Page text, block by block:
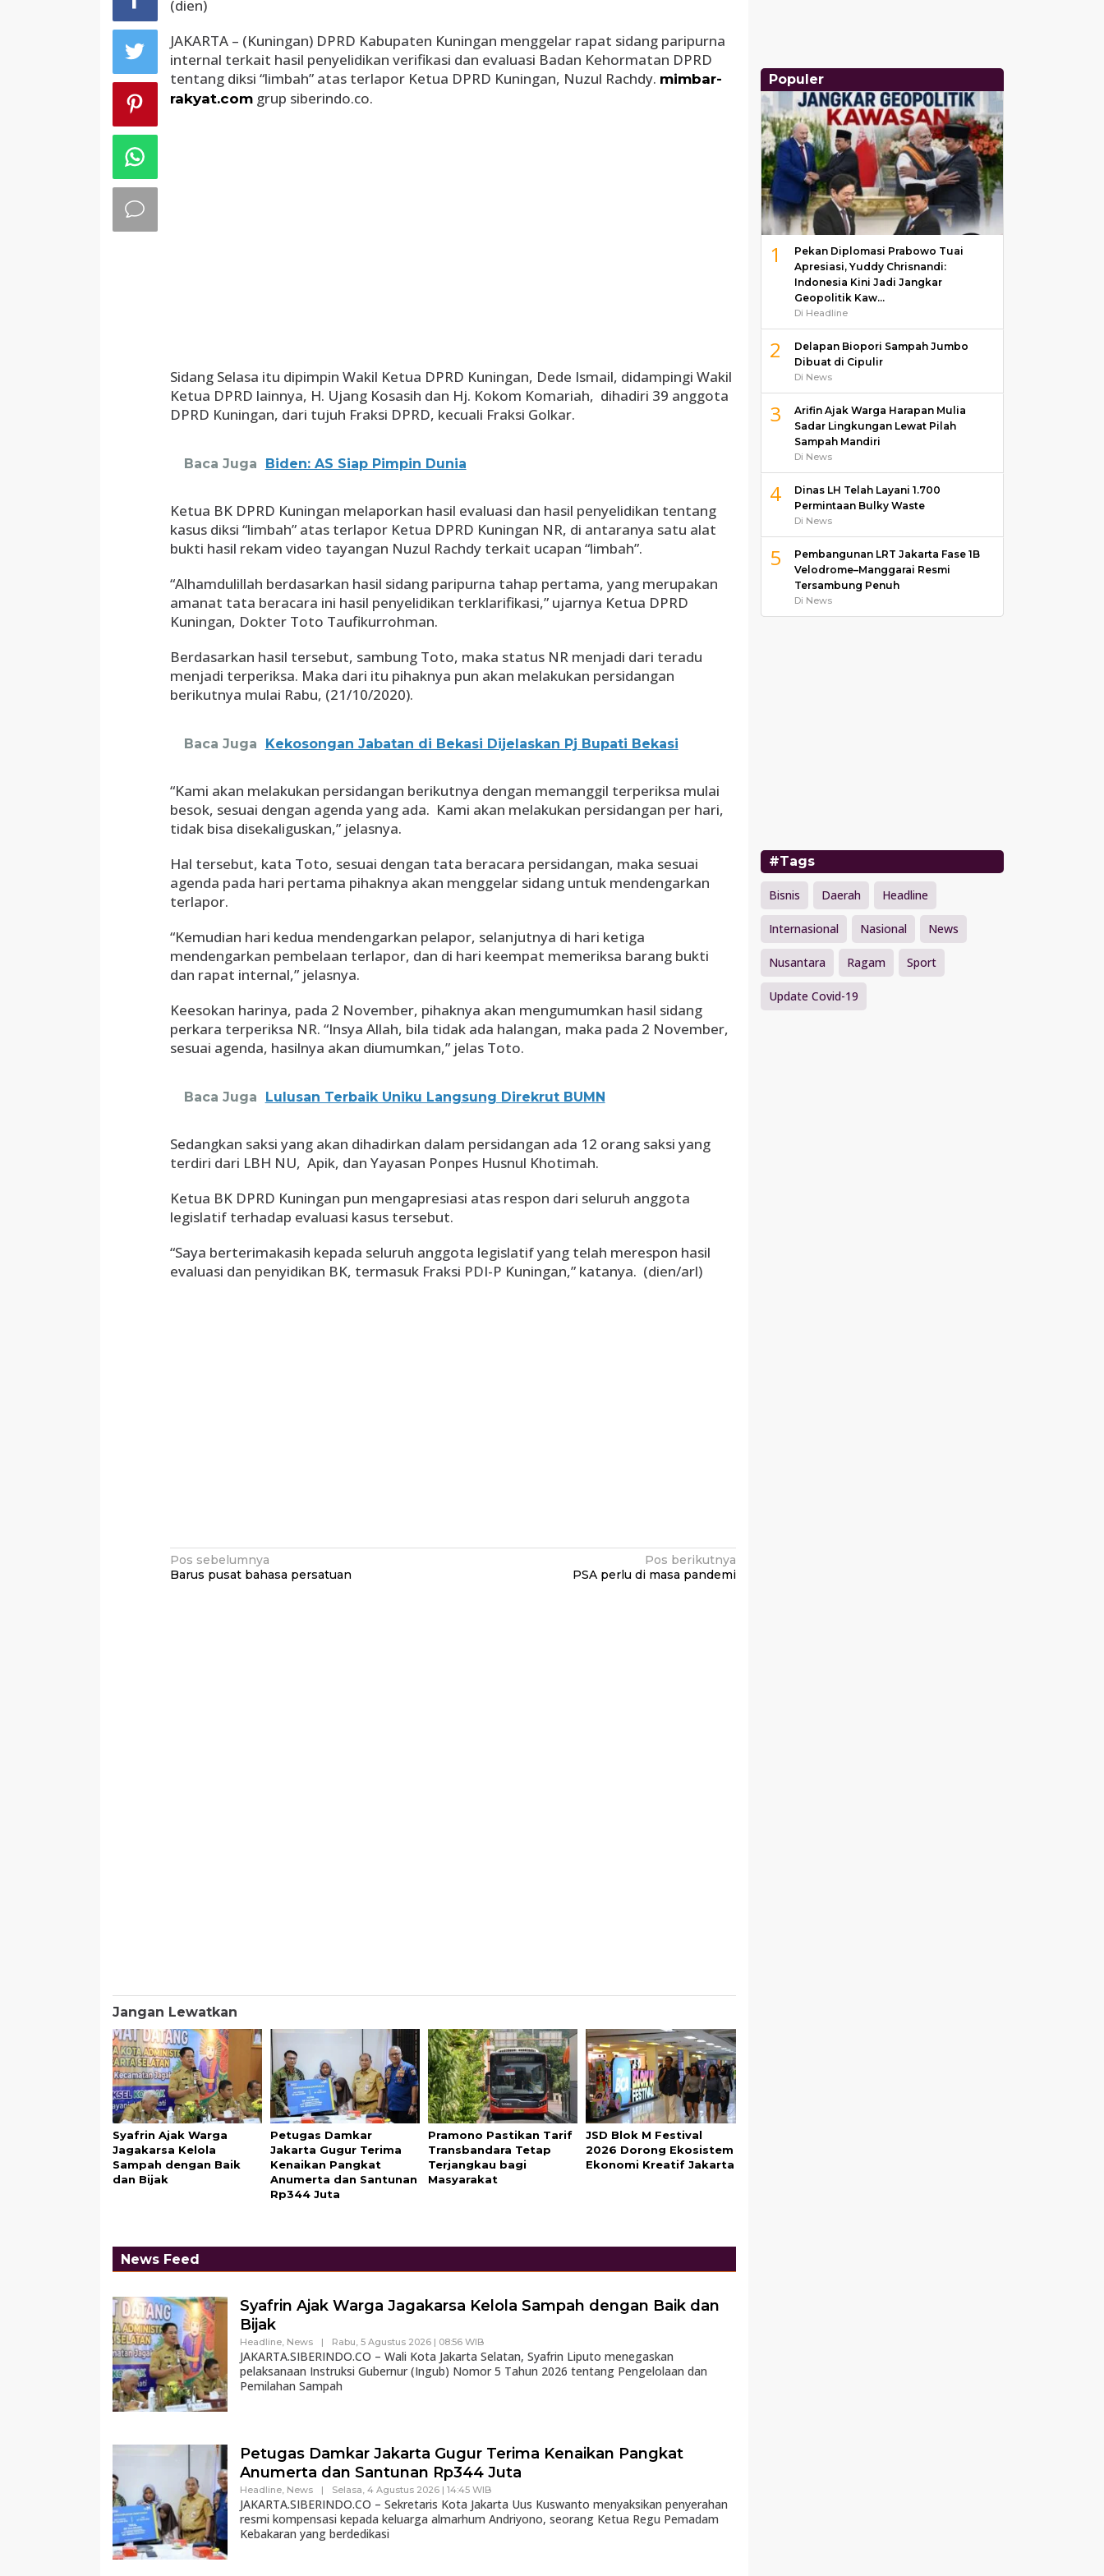
(dien)
JAKARTA – (Kuningan) DPRD Kabupaten Kuningan menggelar rapat sidang paripurna
internal terkait hasil penyelidikan verifikasi dan evaluasi Badan Kehormatan DPRD
tentang diksi “limbah” atas terlapor Ketua DPRD Kuningan, Nuzul Rachdy. mimbar-
rakyat.comgrup siberindo.co.
Sidang Selasa itu dipimpin Wakil Ketua DPRD Kuningan, Dede Ismail, didampingi Wakil
Ketua DPRD lainnya, H. Ujang Kosasih dan Hj. Kokom Komariah, dihadiri 39 anggota
DPRD Kuningan, dari tujuh Fraksi DPRD, kecuali Fraksi Golkar.
Baca Juga Biden: AS Siap Pimpin Dunia
Ketua BK DPRD Kuningan melaporkan hasil evaluasi dan hasil penyelidikan tentang
kasus diksi “limbah” atas terlapor Ketua DPRD Kuningan NR, di antaranya satu alat
bukti hasil rekam video tayangan Nuzul Rachdy terkait ucapan “limbah”.
“Alhamdulillah berdasarkan hasil sidang paripurna tahap pertama, yang merupakan
amanat tata beracara ini hasil penyelidikan terklarifikasi,” ujarnya Ketua DPRD
Kuningan, Dokter Toto Taufikurrohman.
Berdasarkan hasil tersebut, sambung Toto, maka status NR menjadi dari teradu
menjadi terperiksa. Maka dari itu pihaknya pun akan melakukan persidangan
berikutnya mulai Rabu, (21/10/2020).
Baca Juga Kekosongan Jabatan di Bekasi Dijelaskan Pj Bupati Bekasi
“Kami akan melakukan persidangan berikutnya dengan memanggil terperiksa mulai
besok, sesuai dengan agenda yang ada. Kami akan melakukan persidangan per hari,
tidak bisa disekaliguskan,” jelasnya.
Hal tersebut, kata Toto, sesuai dengan tata beracara persidangan, maka sesuai
agenda pada hari pertama pihaknya akan menggelar sidang untuk mendengarkan
terlapor.
“Kemudian hari kedua mendengarkan pelapor, selanjutnya di hari ketiga
mendengarkan pembelaan terlapor, dan di hari keempat memeriksa barang bukti
dan rapat internal,” jelasnya.
Keesokan harinya, pada 2 November, pihaknya akan mengumumkan hasil sidang
perkara terperiksa NR. “Insya Allah, bila tidak ada halangan, maka pada 2 November,
sesuai agenda, hasilnya akan diumumkan,” jelas Toto.
Baca Juga Lulusan Terbaik Uniku Langsung Direkrut BUMN
Sedangkan saksi yang akan dihadirkan dalam persidangan ada 12 orang saksi yang
terdiri dari LBH NU, Apik, dan Yayasan Ponpes Husnul Khotimah.
Ketua BK DPRD Kuningan pun mengapresiasi atas respon dari seluruh anggota
legislatif terhadap evaluasi kasus tersebut.
“Saya berterimakasih kepada seluruh anggota legislatif yang telah merespon hasil
evaluasi dan penyidikan BK, termasuk Fraksi PDI-P Kuningan,” katanya. (dien/arl)
Navigasi
pos
Pos sebelumnya
Barus pusat bahasa persatuan
Pos berikutnya
PSA perlu di masa pandemi
Jangan Lewatkan
Syafrin Ajak Warga
Jagakarsa Kelola
Sampah dengan Baik
dan Bijak
Petugas Damkar
Jakarta Gugur Terima
Kenaikan Pangkat
Anumerta dan Santunan
Rp344 Juta
Pramono Pastikan Tarif
Transbandara Tetap
Terjangkau bagi
Masyarakat
JSD Blok M Festival
2026 Dorong Ekosistem
Ekonomi Kreatif Jakarta
News Feed
Syafrin Ajak Warga Jagakarsa Kelola Sampah dengan Baik dan
Bijak
Headline, News | Rabu, 5 Agustus 2026 | 08:56 WIB
JAKARTA.SIBERINDO.CO – Wali Kota Jakarta Selatan, Syafrin Liputo menegaskan
pelaksanaan Instruksi Gubernur (Ingub) Nomor 5 Tahun 2026 tentang Pengelolaan dan
Pemilahan Sampah
Petugas Damkar Jakarta Gugur Terima Kenaikan Pangkat
Anumerta dan Santunan Rp344 Juta
Headline, News | Selasa, 4 Agustus 2026 | 14:45 WIB
JAKARTA.SIBERINDO.CO – Sekretaris Kota Jakarta Uus Kuswanto menyaksikan penyerahan
resmi kompensasi kepada keluarga almarhum Andriyono, seorang Ketua Regu Pemadam
Kebakaran yang berdedikasi
Populer
1
Pekan Diplomasi Prabowo Tuai
Apresiasi, Yuddy Chrisnandi:
Indonesia Kini Jadi Jangkar
Geopolitik Kaw…
Di Headline
2
Delapan Biopori Sampah Jumbo
Dibuat di Cipulir
Di News
3
Arifin Ajak Warga Harapan Mulia
Sadar Lingkungan Lewat Pilah
Sampah Mandiri
Di News
4
Dinas LH Telah Layani 1.700
Permintaan Bulky Waste
Di News
5
Pembangunan LRT Jakarta Fase 1B
Velodrome–Manggarai Resmi
Tersambung Penuh
Di News
#Tags
Bisnis Daerah Headline
Internasional Nasional News
Nusantara Ragam Sport
Update Covid-19